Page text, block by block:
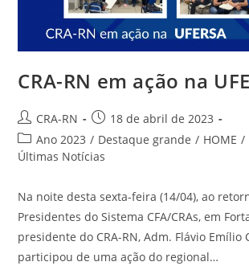
CRA-RN em ação na
Autor
do
post:
CRA-RN
Post
publicado:
18 de abril de 2023
Categoria
do
Ano 2023 / Destaque grande / HOME /
Últimas Notícias
Na noite desta sexta-feira (14/04), ao
Presidentes do Sistema CFA/CRAs, em
presidente do CRA-RN, Adm. Flávio Emílio
participou de uma ação do regional…